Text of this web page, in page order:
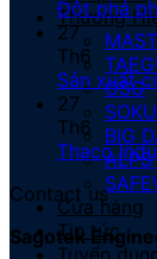
Thương
OSG
BIG
Cửa hàng
Tin tức
Tuyển
Đột phá
27
Th6
Sản xuất
27
Th6
Thaco
Contact us
Sagotek